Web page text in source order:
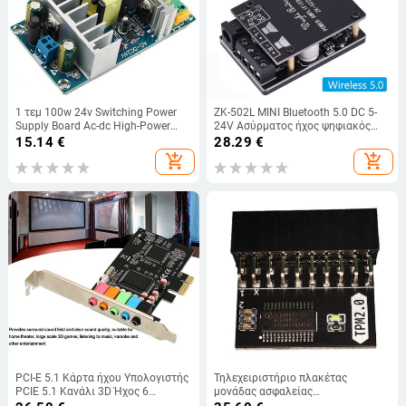
1 τεμ 100w 24v Switching Power
Supply Board Ac-dc High-Power
Power Supply Module Switch Board
15.14€
add_shopping_cart
ZK-502L MINI Bluetooth 5.0 DC 5-
24V Ασύρματος ήχος ψηφιακός
ενισχυτής ισχύος Στερεοφωνική
Bluetooth ενισχυτής
28.29 €
add_shopping_cart
PCI-E 5.1 Κάρτα ήχου Υπολογιστής
PCIE 5.1 Κανάλι 3D Ήχος 6
Τηλεχειριστήριο πλακέτας
μονάδας ασφαλείας